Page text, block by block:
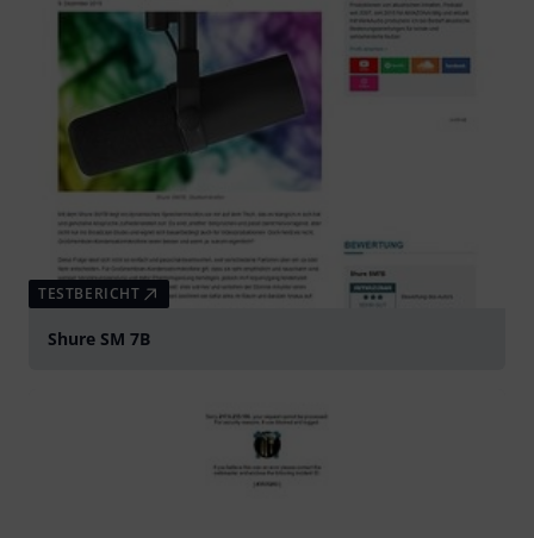
TESTBERICHT
Shure SM 7B